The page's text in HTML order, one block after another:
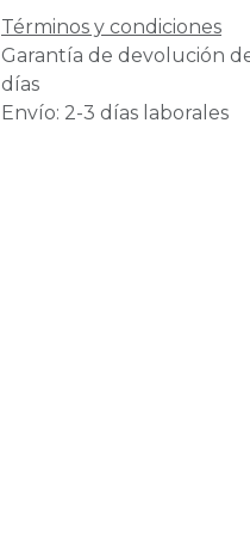
Términos y condiciones
Garantía de devolución
días
Envío: 2-3 días laborales